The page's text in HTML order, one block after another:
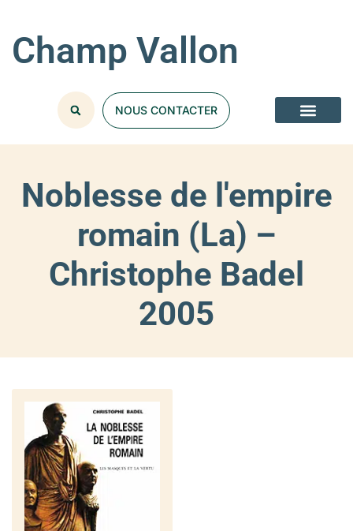
Champ Vallon
NOUS CONTACTER
Noblesse de l'empire
romain (La) –
Christophe Badel
2005